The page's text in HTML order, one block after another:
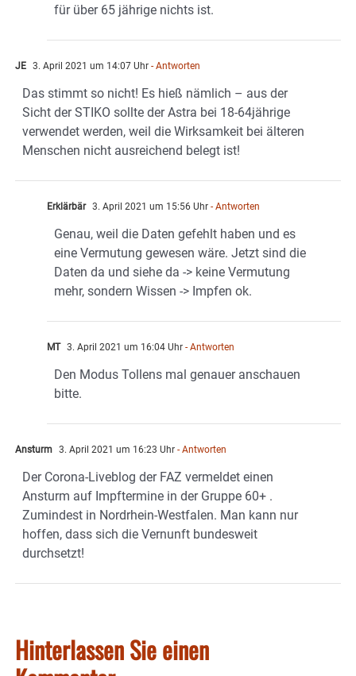
für über 65 jährige nichts ist.
JE 3. April 2021 um 14:07 Uhr - Antworten
Das stimmt so nicht! Es hieß nämlich – aus der
Sicht der STIKO sollte der Astra bei 18-64jährige
verwendet werden, weil die Wirksamkeit bei älteren
Menschen nicht ausreichend belegt ist!
Erklärbär 3. April 2021 um 15:56 Uhr - Antworten
Genau, weil die Daten gefehlt haben und es
eine Vermutung gewesen wäre. Jetzt sind die
Daten da und siehe da -> keine Vermutung
mehr, sondern Wissen -> Impfen ok.
MT 3. April 2021 um 16:04 Uhr - Antworten
Den Modus Tollens mal genauer anschauen
bitte.
Ansturm 3. April 2021 um 16:23 Uhr - Antworten
Der Corona-Liveblog der FAZ vermeldet einen
Ansturm auf Impftermine in der Gruppe 60+ .
Zumindest in Nordrhein-Westfalen. Man kann nur
hoffen, dass sich die Vernunft bundesweit
durchsetzt!
Hinterlassen Sie einen